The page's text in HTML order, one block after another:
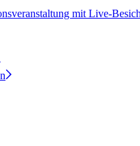
mit Live-